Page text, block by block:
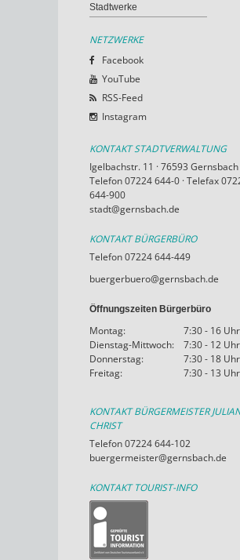
Stadtwerke
NETZWERKE
Facebook
YouTube
RSS-Feed
Instagram
KONTAKT STADTVERWALTUNG
Igelbachstr. 11 · 76593 Gernsbach
Telefon 07224 644-0 · Telefax
644-900
stadt@gernsbach.de
KONTAKT BÜRGERBÜRO
Telefon 07224 644-449
buergerbuero@gernsbach.de
Öffnungszeiten Bürgerbüro
Montag:
7:30 - 16 Uhr
Dienstag-Mittwoch:
7:30 - 12 Uhr
Donnerstag:
7:30 - 18 Uhr
Freitag:
7:30 - 13 Uhr
KONTAKT BÜRGERMEISTER
CHRIST
Telefon 07224 644-102
buergermeister@gernsbach.de
KONTAKT TOURIST-INFO